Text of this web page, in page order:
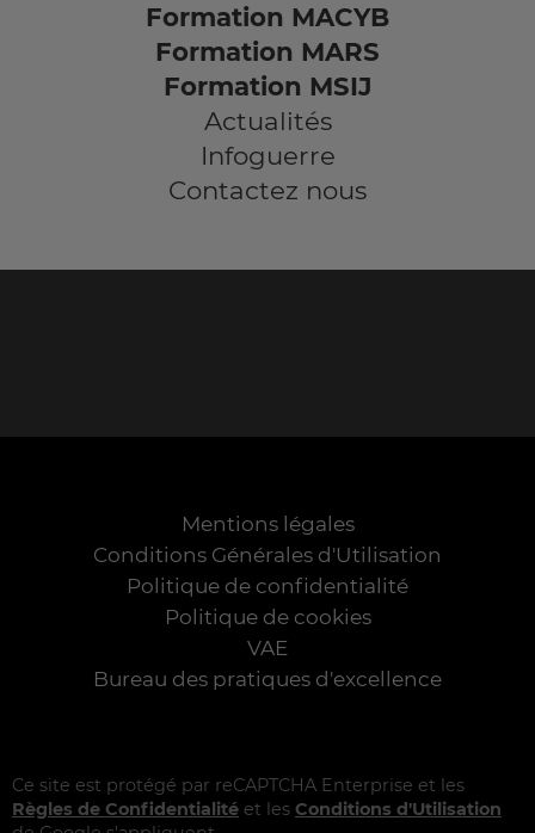
Formation MACYB
Formation MARS
Formation MSIJ
Actualités
Infoguerre
Contactez nous
Mentions légales
Conditions Générales d'Utilisation
Politique de confidentialité
Politique de cookies
VAE
Bureau des pratiques d'excellence
Ce site est protégé par reCAPTCHA Enterprise et les
Règles de Confidentialité et les Conditions d'Utilisation